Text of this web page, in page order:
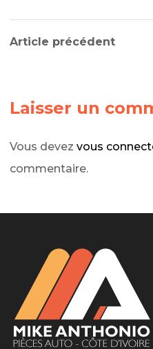
Article précédent
Laisser un
Vous devez vous
commentaire.